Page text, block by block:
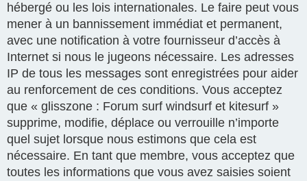
hébergé ou les lois internationales. Le faire peut vous
mener à un bannissement immédiat et permanent,
avec une notification à votre fournisseur d’accès à
Internet si nous le jugeons nécessaire. Les adresses
IP de tous les messages sont enregistrées pour aider
au renforcement de ces conditions. Vous acceptez
que « glisszone : Forum surf windsurf et kitesurf »
supprime, modifie, déplace ou verrouille n’importe
quel sujet lorsque nous estimons que cela est
nécessaire. En tant que membre, vous acceptez que
toutes les informations que vous avez saisies soient